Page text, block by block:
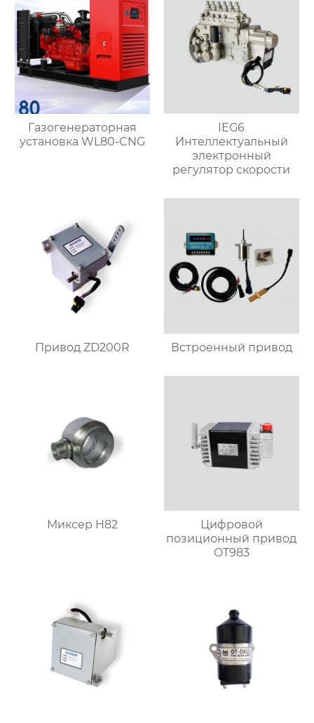
Газогенераторная
установка WL80-CNG
IEG6
Интеллектуальный
электронный
регулятор скорости
Привод ZD200R Встроенный привод
Миксер H82
Цифровой
позиционный привод
OT983